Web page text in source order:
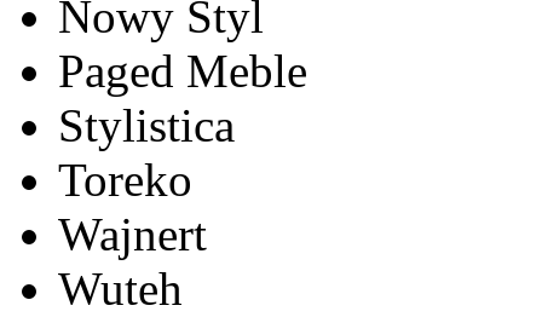
Nowy Styl
Paged Meble
Stylistica
Toreko
Wajnert
Wuteh